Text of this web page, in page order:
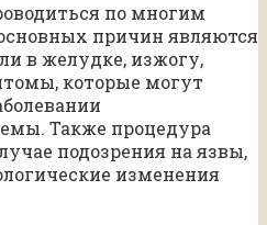
по многим
причин являются
в желудке, изжогу,
которые могут
Также процедура
подозрения на язвы,
изменения